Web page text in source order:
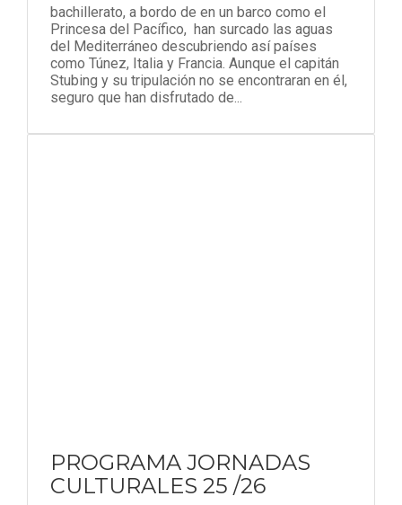
bachillerato, a bordo de en un barco como el
Princesa del Pacífico, han surcado las aguas
del Mediterráneo descubriendo así países
como Túnez, Italia y Francia. Aunque el capitán
Stubing y su tripulación no se encontraran en él,
seguro que han disfrutado de...
PROGRAMA JORNADAS
CULTURALES 25 /26